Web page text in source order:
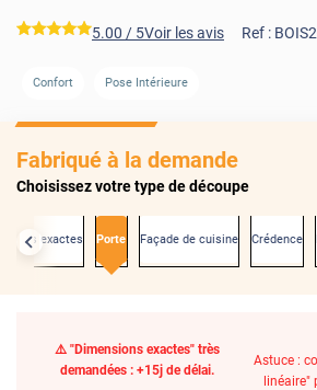
*****
5.00 / 5Voir les avis Ref :
Confort Pose Intérieure
Fabriqué à la demande
Choisissez votre type de découpe
exactes Porte Façade de cuisine Crédence
⚠️ "Dimensions exactes" très
demandées : +15j de délai.
Astuce :
linéaire"